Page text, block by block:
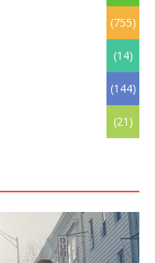
(755)
(14)
(144)
(21)